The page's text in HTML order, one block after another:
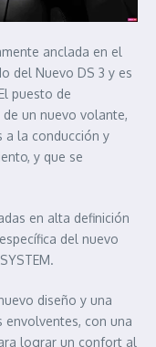
anclada en el
del Nuevo DS 3 y es
puesto de
un nuevo volante,
a la conducción y
y que se
en alta definición
del nuevo
diseño y una
envolventes, con una
lograr un confort al